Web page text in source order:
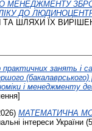
МЕНЕДЖМЕНТУ
ДО
ШЛЯХИ ЇХ
практичних занять і
і менеджменту
МАТЕМАТИЧНА
інтереси України